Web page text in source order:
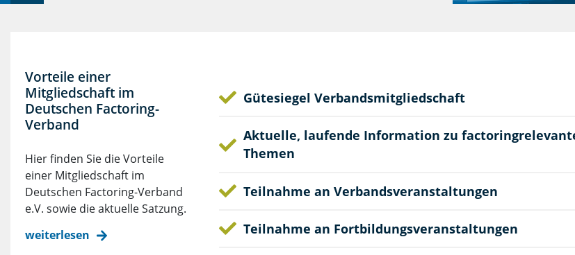
Vorteile einer
Mitgliedschaft im
Deutschen Factoring-
Verband
Hier finden Sie die Vorteile
einer Mitgliedschaft im
Deutschen Factoring-Verband
e.V. sowie die aktuelle Satzung.
weiterlesen
Gütesiegel Verbandsmitgliedschaft
Aktuelle, laufende Information zu
Themen
Teilnahme an Verbandsveranstaltungen
Teilnahme an Fortbildungsveranstaltungen